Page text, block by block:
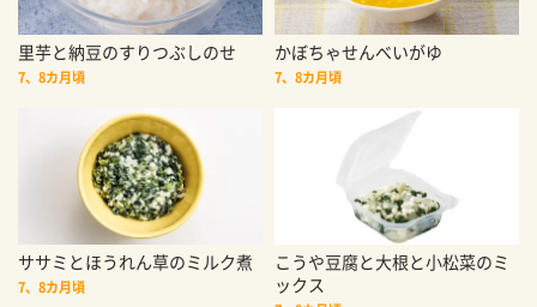
里芋と納豆のすりつぶしのせ
7、8カ月頃
かぼちゃせんべいがゆ
7、8カ月頃
ササミとほうれん草のミルク煮
7、8カ月頃
こうや豆腐と大根と小松菜のミ
ックス